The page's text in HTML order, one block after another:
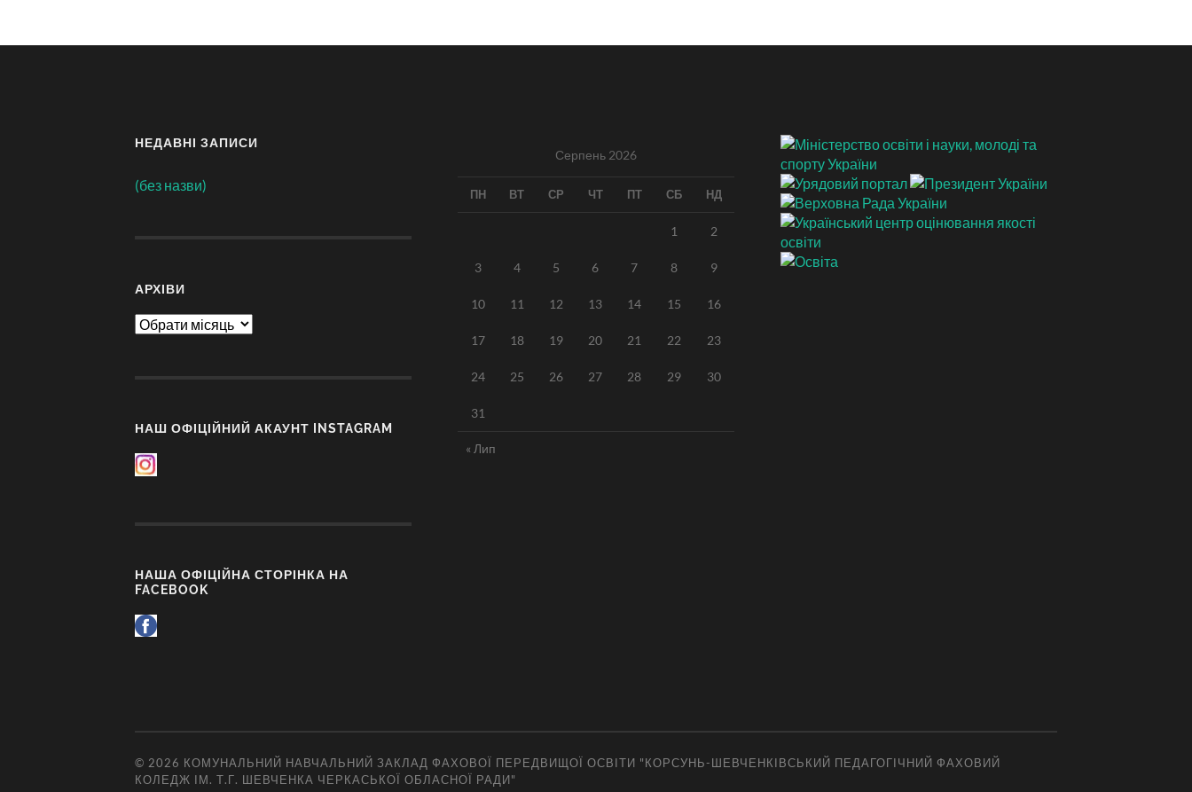
НЕДАВНІ ЗАПИСИ
(без назви)
АРХІВИ
Архіви
НАШ ОФІЦІЙНИЙ АКАУНТ INSTAGRAM
НАША ОФІЦІЙНА СТОРІНКА НА
FACEBOOK
Серпень 2026
ПН ВТ СР ЧТ ПТ СБ НД
1 2
3 4 5 6 7 8 9
10 11 12 13 14 15 16
17 18 19 20 21 22 23
24 25 26 27 28 29 30
31
« Лип
© 2026 КОМУНАЛЬНИЙ НАВЧАЛЬНИЙ ЗАКЛАД ФАХОВОЇ ПЕРЕДВИЩОЇ ОСВІТИ "КОРСУНЬ-ШЕВЧЕНКІВСЬКИЙ ПЕДАГОГІЧНИЙ ФАХОВИЙ
КОЛЕДЖ ІМ. Т.Г. ШЕВЧЕНКА ЧЕРКАСЬКОЇ ОБЛАСНОЇ РАДИ"